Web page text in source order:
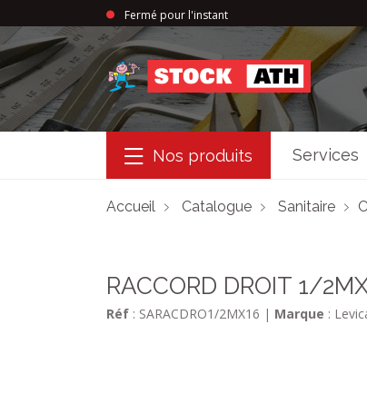
Fermé pour l'instant
StockAth
Nos produits Services
Accueil Catalogue Sanitaire
RACCORD DROIT 1/
Réf : SARACDRO1/2MX16 | Marque :